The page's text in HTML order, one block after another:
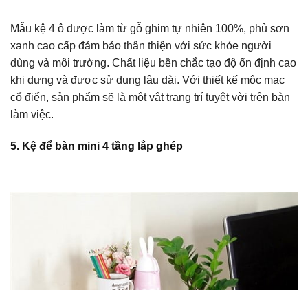
Mẫu kệ 4 ô được làm từ gỗ ghim tự nhiên 100%, phủ sơn
xanh cao cấp đảm bảo thân thiện với sức khỏe người
dùng và môi trường. Chất liệu bền chắc tạo độ ổn định cao
khi dựng và được sử dụng lâu dài. Với thiết kế mộc mạc
cổ điển, sản phẩm sẽ là một vật trang trí tuyệt vời trên bàn
làm việc.
5. Kệ để bàn mini 4 tầng lắp ghép